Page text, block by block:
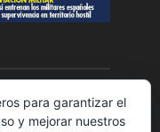
para garantizar el
y mejorar nuestros